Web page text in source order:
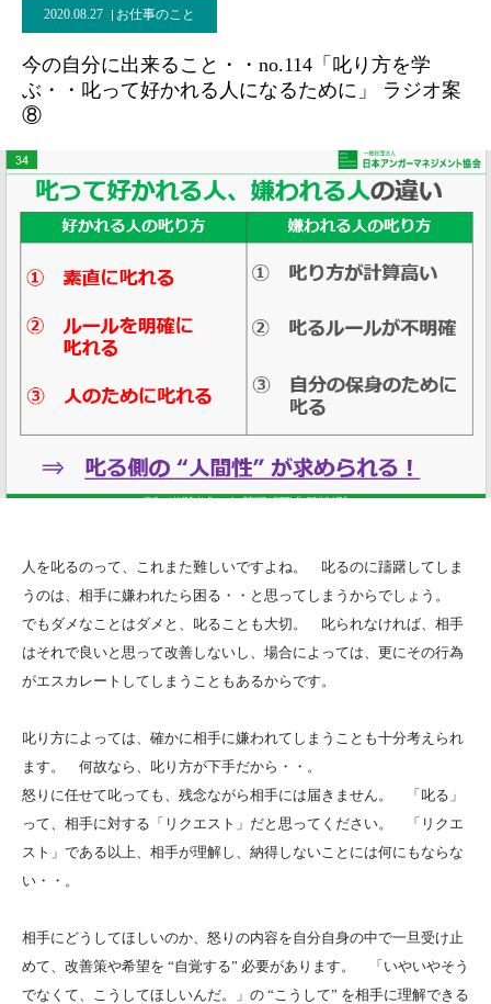
2020.08.27 お仕事のこと
今の自分に出来ること・・no.114「叱り方を学
ぶ・・叱って好かれる人になるために」 ラジオ案
⑧
人を叱るのって、これまた難しいですよね。 叱るのに躊躇してしま
うのは、相手に嫌われたら困る・・と思ってしまうからでしょう。
でもダメなことはダメと、叱ることも大切。 叱られなければ、相手
はそれで良いと思って改善しないし、場合によっては、更にその行為
がエスカレートしてしまうこともあるからです。
叱り方によっては、確かに相手に嫌われてしまうことも十分考えられ
ます。 何故なら、叱り方が下手だから・・。
怒りに任せて叱っても、残念ながら相手には届きません。 「叱る」
って、相手に対する「リクエスト」だと思ってください。 「リクエ
スト」である以上、相手が理解し、納得しないことには何にもならな
い・・。
相手にどうしてほしいのか、怒りの内容を自分自身の中で一旦受け止
めて、改善策や希望を “自覚する” 必要があります。 「いやいやそう
でなくて、こうしてほしいんだ。」の “こうして” を相手に理解できる